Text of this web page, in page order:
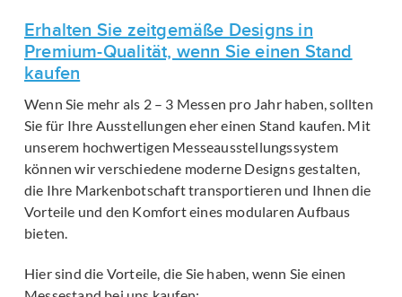
Erhalten Sie zeitgemäße Designs in
Premium-Qualität, wenn Sie einen Stand
kaufen
Wenn Sie mehr als 2 – 3 Messen pro Jahr haben, sollten
Sie für Ihre Ausstellungen eher einen Stand kaufen. Mit
unserem hochwertigen Messeausstellungssystem
können wir verschiedene moderne Designs gestalten,
die Ihre Markenbotschaft transportieren und Ihnen die
Vorteile und den Komfort eines modularen Aufbaus
bieten.
Hier sind die Vorteile, die Sie haben, wenn Sie einen